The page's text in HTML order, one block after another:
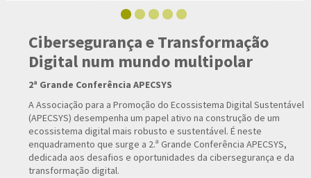
Cibersegurança e Transformação
Digital num mundo multipolar
2ª Grande Conferência APECSYS
A Associação para a Promoção do Ecossistema Digital Sustentável
(APECSYS) desempenha um papel ativo na construção de um
ecossistema digital mais robusto e sustentável. É neste
enquadramento que surge a 2.ª Grande Conferência APECSYS,
dedicada aos desafios e oportunidades da cibersegurança e da
transformação digital.